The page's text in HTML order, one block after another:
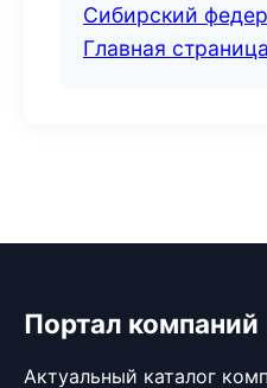
Сибирский
Главная страница
Портал компаний
Актуальный каталог